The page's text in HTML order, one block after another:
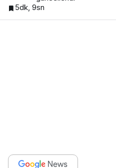
5dk, 9sn
almak ne anlama gelir?